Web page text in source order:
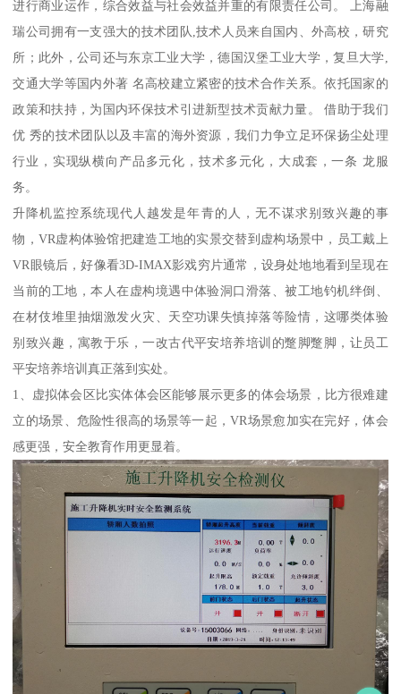
进行商业运作，综合效益与社会效益并重的有限责任公司。 上海融
瑞公司拥有一支强大的技术团队,技术人员来自国内、外高校，研究
所；此外，公司还与东京工业大学，德国汉堡工业大学，复旦大学,
交通大学等国内外著 名高校建立紧密的技术合作关系。依托国家的
政策和扶持，为国内环保技术引进新型技术贡献力量。 借助于我们
优 秀的技术团队以及丰富的海外资源，我们力争立足环保扬尘处理
行业，实现纵横向产品多元化，技术多元化，大成套，一条 龙服
务。
升降机监控系统现代人越发是年青的人，无不谋求别致兴趣的事
物，VR虚构体验馆把建造工地的实景交替到虚构场景中，员工戴上
VR眼镜后，好像看3D-IMAX影戏穷片通常，设身处地地看到呈现在
当前的工地，本人在虚构境遇中体验洞口滑落、被工地钓机绊倒、
在材伎堆里抽烟激发火灾、天空功课失慎掉落等险情，这哪类体验
别致兴趣，寓教于乐，一改古代平安培养培训的蹩脚蹩脚，让员工
平安培养培训真正落到实处。
1、虚拟体会区比实体体会区能够展示更多的体会场景，比方很难建
立的场景、危险性很高的场景等一起，VR场景愈加实在完好，体会
感更强，安全教育作用更显着。